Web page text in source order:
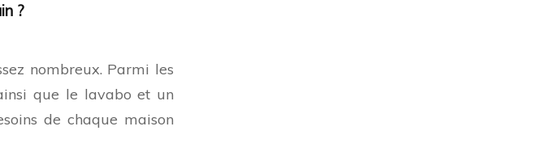
?
nombreux. Parmi les
que le lavabo et un
de chaque maison